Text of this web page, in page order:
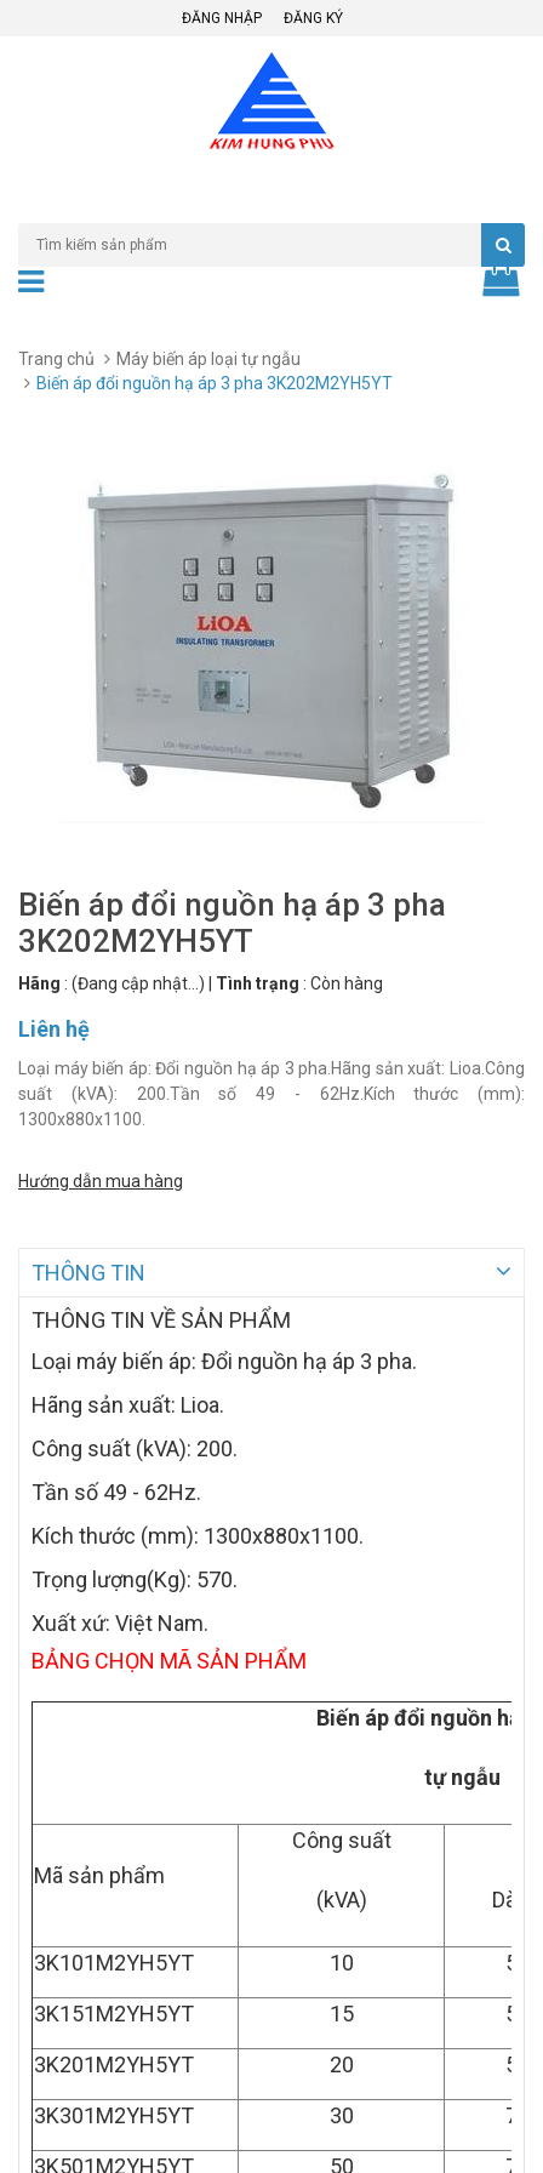
ĐĂNG NHẬP ĐĂNG KÝ
Trang chủ
Máy biến áp loại tự ngẫu
Biến áp đổi nguồn hạ áp 3 pha 3K202M2YH5YT
Biến áp đổi nguồn hạ áp 3 pha
3K202M2YH5YT
Hãng : (Đang cập nhật...) Tình trạng : Còn hàng
Liên hệ
Loại máy biến áp: Đổi nguồn hạ áp 3 pha.Hãng sản xuất: Lioa.Công
suất (kVA): 200.Tần số 49 - 62Hz.Kích thước (mm):
1300x880x1100.
Hướng dẫn mua hàng
THÔNG TIN
THÔNG TIN VỀ SẢN PHẨM
Loại máy biến áp: Đổi nguồn hạ áp 3 pha.
Hãng sản xuất: Lioa.
Công suất (kVA): 200.
Tần số 49 - 62Hz.
Kích thước (mm): 1300x880x1100.
Trọng lượng(Kg): 570.
Xuất xứ: Việt Nam.
BẢNG CHỌN MÃ SẢN PHẨM
Biến áp đổi nguồn hạ
tự ngẫu
Mã sản phẩm
Công suất
(kVA) Dài
3K101M2YH5YT 10
3K151M2YH5YT
15
3K201M2YH5YT
20
3K301M2YH5YT
30
3K501M2YH5YT
50